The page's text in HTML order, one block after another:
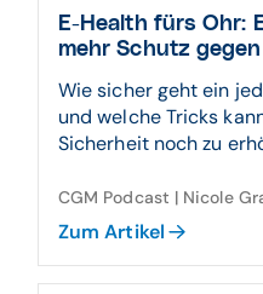
E-Health fürs Ohr:
mehr Schutz
Wie sicher geht ein
und welche Tricks
Sicherheit noch zu
CGM Podcast | Nicole
Zum Artikel